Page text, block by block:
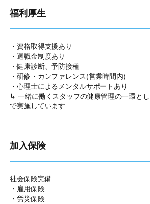
福利厚生
・資格取得支援あり
・退職金制度あり
・健康診断、予防接種
・研修・カンファレンス(営業時間内)
・心理士によるメンタルサポートあり
↳ 一緒に働くスタッフの健康管理の一環と
で実施しています
加入保険
社会保険完備
・雇用保険
・労災保険